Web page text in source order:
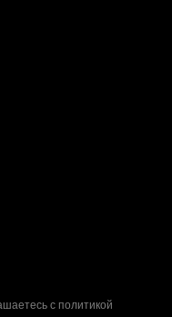
с политикой